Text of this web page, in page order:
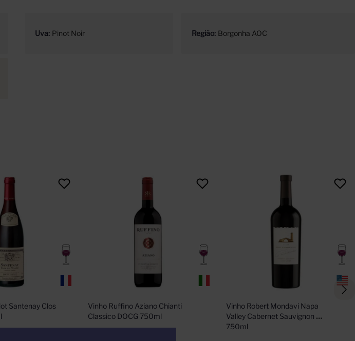
Uva Pinot Noir Região Borgonha AOC
Santenay Clos
Vinho Ruffino Aziano Chianti
Classico DOCG 750ml
Vinho Robert Mondavi Napa
Valley Cabernet Sauvignon
750ml